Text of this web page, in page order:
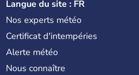
Langue du site : FR
Nos experts météo
Certificat d'intempéries
Alerte météo
Nous connaître